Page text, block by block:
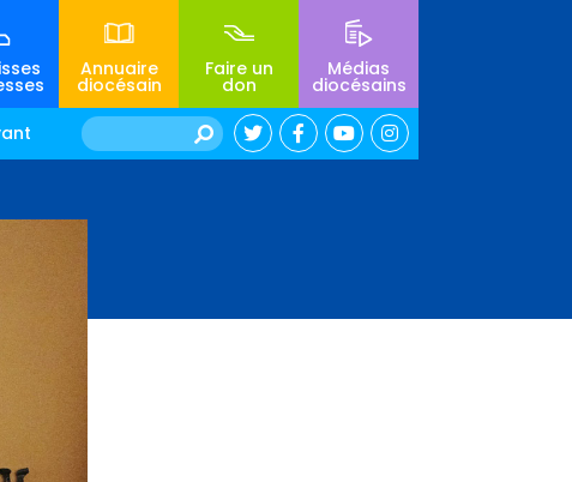
Annuaire
diocésain
Faire un
don
Médias
diocésains
Rechercher :